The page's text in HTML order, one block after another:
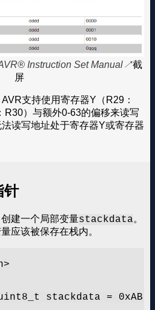
Instruction Set Manual
截
屏
支持使用寄存器Y（R29：
R30）与额外0-63的偏移来读写
读写地址处于寄存器Y或寄存器
针
建一个局部变量stackdata。
应该被保存在栈内。